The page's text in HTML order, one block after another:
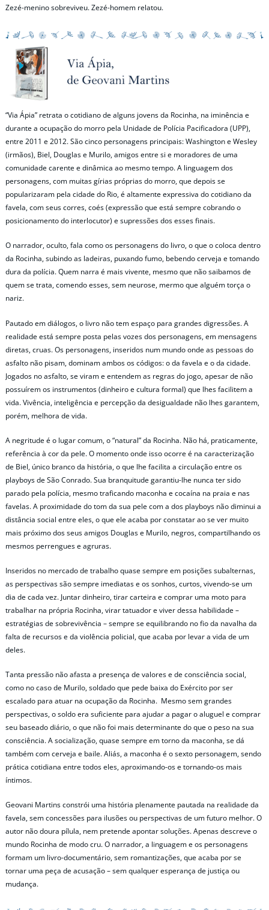
Zezé-menino sobreviveu. Zezé-homem relatou.
“Via Ápia” retrata o cotidiano de alguns jovens da Rocinha, na iminência e
durante a ocupação do morro pela Unidade de Polícia Pacificadora (UPP),
entre 2011 e 2012. São cinco personagens principais: Washington e Wesley
(irmãos), Biel, Douglas e Murilo, amigos entre si e moradores de uma
comunidade carente e dinâmica ao mesmo tempo. A linguagem dos
personagens, com muitas gírias próprias do morro, que depois se
popularizaram pela cidade do Rio, é altamente expressiva do cotidiano da
favela, com seus corres, coés (expressão que está sempre cobrando o
posicionamento do interlocutor) e supressões dos esses finais.
O narrador, oculto, fala como os personagens do livro, o que o coloca dentro
da Rocinha, subindo as ladeiras, puxando fumo, bebendo cerveja e tomando
dura da polícia. Quem narra é mais vivente, mesmo que não saibamos de
quem se trata, comendo esses, sem neurose, mermo que alguém torça o
nariz.
Pautado em diálogos, o livro não tem espaço para grandes digressões. A
realidade está sempre posta pelas vozes dos personagens, em mensagens
diretas, cruas. Os personagens, inseridos num mundo onde as pessoas do
asfalto não pisam, dominam ambos os códigos: o da favela e o da cidade.
Jogados no asfalto, se viram e entendem as regras do jogo, apesar de não
possuírem os instrumentos (dinheiro e cultura formal) que lhes facilitem a
vida. Vivência, inteligência e percepção da desigualdade não lhes garantem,
porém, melhora de vida.
A negritude é o lugar comum, o “natural” da Rocinha. Não há, praticamente,
referência à cor da pele. O momento onde isso ocorre é na caracterização
de Biel, único branco da história, o que lhe facilita a circulação entre os
playboys de São Conrado. Sua branquitude garantiu-lhe nunca ter sido
parado pela polícia, mesmo traficando maconha e cocaína na praia e nas
favelas. A proximidade do tom da sua pele com a dos playboys não diminui a
distância social entre eles, o que ele acaba por constatar ao se ver muito
mais próximo dos seus amigos Douglas e Murilo, negros, compartilhando os
mesmos perrengues e agruras.
Inseridos no mercado de trabalho quase sempre em posições subalternas,
as perspectivas são sempre imediatas e os sonhos, curtos, vivendo-se um
dia de cada vez. Juntar dinheiro, tirar carteira e comprar uma moto para
trabalhar na própria Rocinha, virar tatuador e viver dessa habilidade –
estratégias de sobrevivência – sempre se equilibrando no fio da navalha da
falta de recursos e da violência policial, que acaba por levar a vida de um
deles.
Tanta pressão não afasta a presença de valores e de consciência social,
como no caso de Murilo, soldado que pede baixa do Exército por ser
escalado para atuar na ocupação da Rocinha. Mesmo sem grandes
perspectivas, o soldo era suficiente para ajudar a pagar o aluguel e comprar
seu baseado diário, o que não foi mais determinante do que o peso na sua
consciência. A socialização, quase sempre em torno da maconha, se dá
também com cerveja e baile. Aliás, a maconha é o sexto personagem, sendo
prática cotidiana entre todos eles, aproximando-os e tornando-os mais
íntimos.
Geovani Martins constrói uma história plenamente pautada na realidade da
favela, sem concessões para ilusões ou perspectivas de um futuro melhor. O
autor não doura pílula, nem pretende apontar soluções. Apenas descreve o
mundo Rocinha de modo cru. O narrador, a linguagem e os personagens
formam um livro-documentário, sem romantizações, que acaba por se
tornar uma peça de acusação – sem qualquer esperança de justiça ou
mudança.